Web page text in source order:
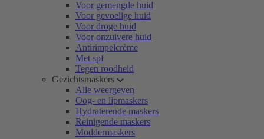
Voor gemengde huid
Voor gevoelige huid
Voor droge huid
Voor onzuivere huid
Antirimpelcrème
Met spf
Tegen roodheid
Gezichtsmaskers
Alle weergeven
Oog- en lipmaskers
Hydraterende maskers
Reinigende maskers
Moddermaskers